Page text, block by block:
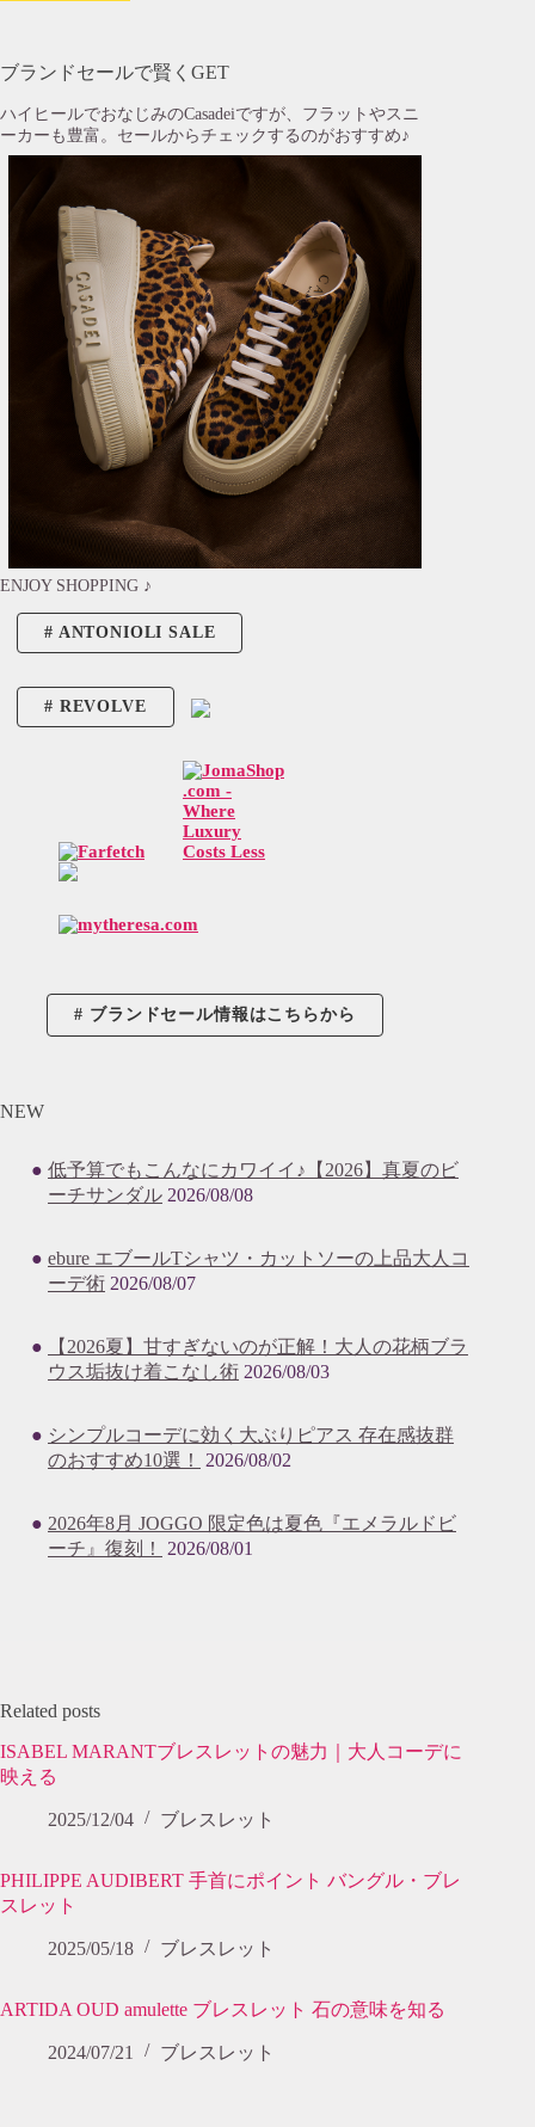
ブランドセールで賢くGET
ハイヒールでおなじみのCasadeiですが、フラットやスニ
ーカーも豊富。セールからチェックするのがおすすめ♪
ENJOY SHOPPING ♪
ANTONIOLI SALE
REVOLVE
ブランドセール情報はこちらから
NEW
低予算でもこんなにカワイイ♪【2026】真夏のビ
ーチサンダル 2026/08/08
ebure エブールTシャツ・カットソーの上品大人コ
ーデ術 2026/08/07
【2026夏】甘すぎないのが正解！大人の花柄ブラ
ウス垢抜け着こなし術 2026/08/03
シンプルコーデに効く大ぶりピアス 存在感抜群
のおすすめ10選！
2026/08/02
2026年8月 JOGGO 限定色は夏色『エメラルドビ
ーチ』復刻！
2026/08/01
Related posts
ISABEL MARANTブレスレットの魅力｜大人コーデに
映える
2025/12/04 ブレスレット
PHILIPPE AUDIBERT 手首にポイント バングル・ブレ
スレット
2025/05/18 ブレスレット
ARTIDA OUD amulette ブレスレット 石の意味を知る
2024/07/21 ブレスレット